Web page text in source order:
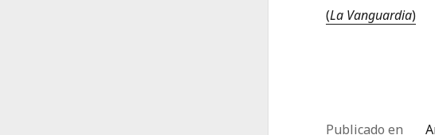
(La Vanguardia)
Publicado en